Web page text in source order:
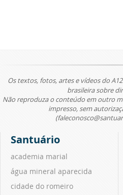
Os textos, fotos, artes e vídeos do
brasileira sobre
Não reproduza o conteúdo em outro
impresso, sem
Santuário
academia marial
água mineral aparecida
cidade do romeiro